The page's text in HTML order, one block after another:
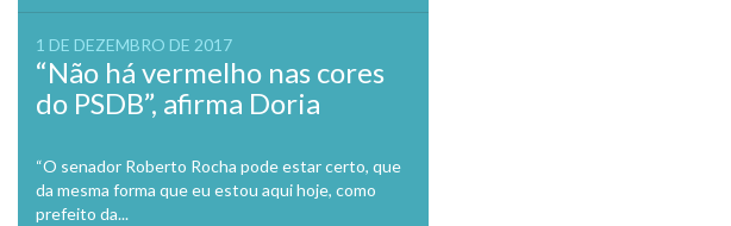
1 DE DEZEMBRO DE 2017
“Não há vermelho nas cores
do PSDB”, afirma Doria
“O senador Roberto Rocha pode estar certo, que
da mesma forma que eu estou aqui hoje, como
prefeito da...